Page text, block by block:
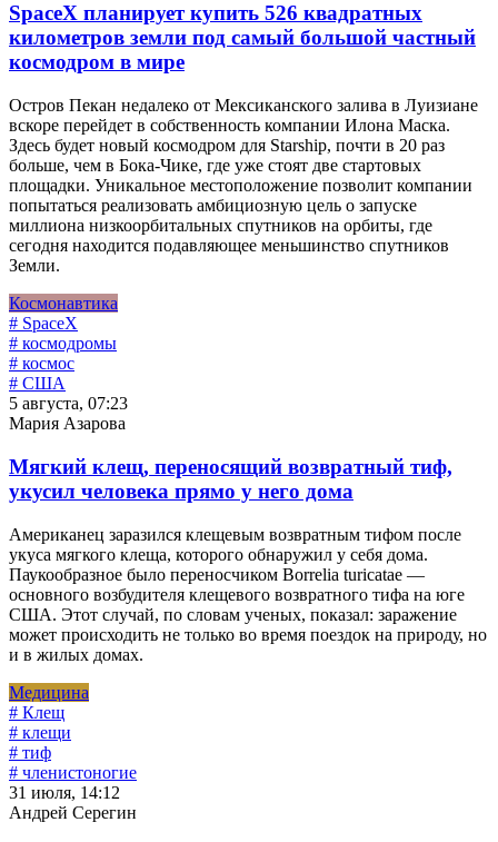
SpaceX планирует купить 526 квадратных
километров земли под самый большой частный
космодром в мире
Остров Пекан недалеко от Мексиканского залива в Луизиане
вскоре перейдет в собственность компании Илона Маска.
Здесь будет новый космодром для Starship, почти в 20 раз
больше, чем в Бока-Чике, где уже стоят две стартовых
площадки. Уникальное местоположение позволит компании
попытаться реализовать амбициозную цель о запуске
миллиона низкоорбитальных спутников на орбиты, где
сегодня находится подавляющее меньшинство спутников
Земли.
Космонавтика
# SpaceX
# космодромы
# космос
# США
5 августа, 07:23
Мария Азарова
Мягкий клещ, переносящий возвратный тиф,
укусил человека прямо у него дома
Американец заразился клещевым возвратным тифом после
укуса мягкого клеща, которого обнаружил у себя дома.
Паукообразное было переносчиком Borrelia turicatae —
основного возбудителя клещевого возвратного тифа на юге
США. Этот случай, по словам ученых, показал: заражение
может происходить не только во время поездок на природу, но
и в жилых домах.
Медицина
# Клещ
# клещи
# тиф
# членистоногие
31 июля, 14:12
Андрей Серегин